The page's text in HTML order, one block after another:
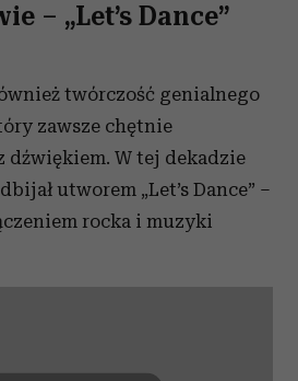
– „Let’s Dance”
twórczość genialnego
zawsze chętnie
dźwiękiem. W tej dekadzie
utworem „Let’s Dance” –
rocka i muzyki